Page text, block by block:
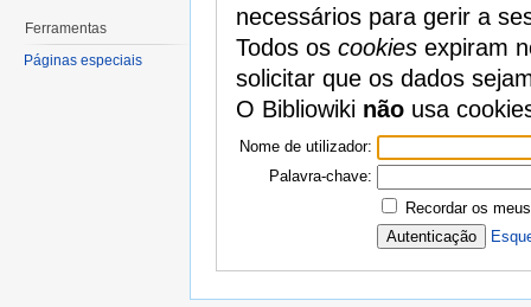
necessários para gerir a
Todos os cookiesexpiram
solicitar que os dados
O Bibliowiki nãousa
Nome de utilizador:
Palavra-chave:
Recordar os
Ferramentas
Páginas especiais